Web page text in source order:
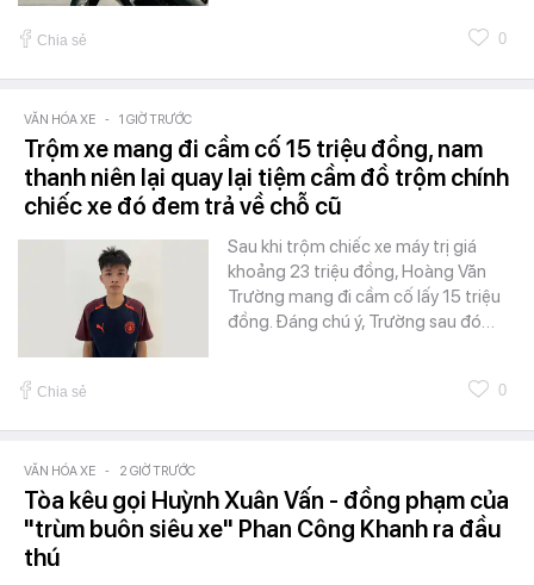
Chia sẻ 0
VĂN HÓA XE - 1 GIỜ TRƯỚC
Trộm xe mang đi cầm cố 15 triệu đồng, nam
thanh niên lại quay lại tiệm cầm đồ trộm chính
chiếc xe đó đem trả về chỗ cũ
Sau khi trộm chiếc xe máy trị giá
khoảng 23 triệu đồng, Hoàng Văn
Trường mang đi cầm cố lấy 15 triệu
đồng. Đáng chú ý, Trường sau đó…
Chia sẻ 0
VĂN HÓA XE - 2 GIỜ TRƯỚC
Tòa kêu gọi Huỳnh Xuân Vấn - đồng phạm của
"trùm buôn siêu xe" Phan Công Khanh ra đầu
thú